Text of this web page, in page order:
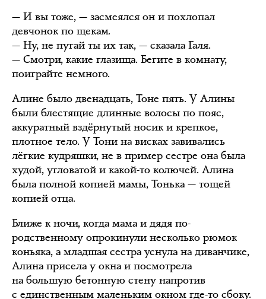
— И вы тоже, — засмеялся он и похлопал
девчонок по щекам.
— Ну, не пугай ты их так, — сказала Галя.
— Смотри, какие глазища. Бегите в комнату,
поиграйте немного.
Алине было двенадцать, Тоне пять. У Алины
были блестящие длинные волосы по пояс,
аккуратный вздёрнутый носик и крепкое,
плотное тело. У Тони на висках завивались
лёгкие кудряшки, не в пример сестре она была
худой, угловатой и какой-то колючей. Алина
была полной копией мамы, Тонька — тощей
копией отца.
Ближе к ночи, когда мама и дядя по-
родственному опрокинули несколько рюмок
коньяка, а младшая сестра уснула на диванчике,
Алина присела у окна и посмотрела
на большую бетонную стену напротив
с единственным маленьким окном где-то сбоку.